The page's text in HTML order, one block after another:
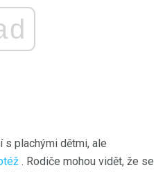
plachými dětmi, ale
. Rodiče mohou vidět, že se